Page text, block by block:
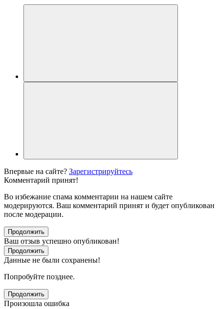
Впервые на сайте? Зарегистрируйтесь
Комментарий принят!
Во избежание спама комментарии на нашем сайте
модерируются. Ваш комментарий принят и будет опубликован
после модерации.
Продолжить
Ваш отзыв успешно опубликован!
Продолжить
Данные не были сохранены!
Попробуйте позднее.
Продолжить
Произошла ошибка